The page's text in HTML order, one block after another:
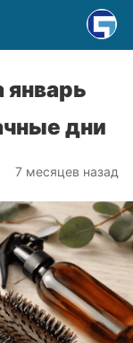
январь
дни
7 месяцев назад